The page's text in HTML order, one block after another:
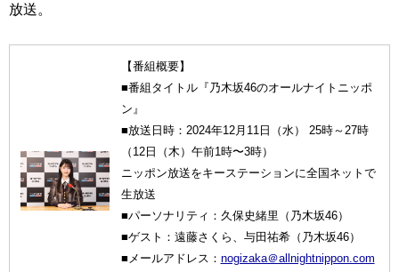
放送。
【番組概要】
■番組タイトル『乃木坂46のオールナイトニッポ
ン』
■放送日時：2024年12月11日（水） 25時～27時
（12日（木）午前1時〜3時）
ニッポン放送をキーステーションに全国ネットで
生放送
■パーソナリティ：久保史緒里（乃木坂46）
■ゲスト：遠藤さくら、与田祐希（乃木坂46）
■メールアドレス： nogizaka＠allnightnippon.com